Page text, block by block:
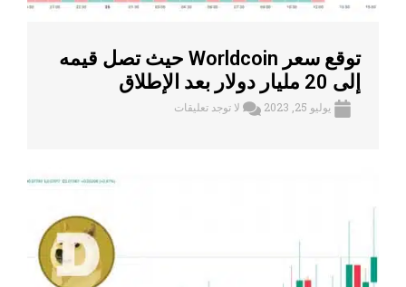
توقع سعر Worldcoin حيث تصل قيمه
إلى 20 مليار دولار بعد الإطلاق
يوليو 25, 2023 لا توجد تعليقات